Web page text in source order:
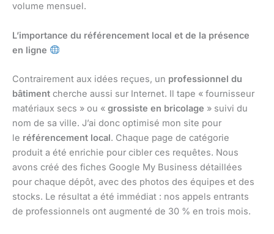
volume mensuel.
L’importance du référencement local et de la présence
en ligne
Contrairement aux idées reçues, un professionnel du
bâtiment cherche aussi sur Internet. Il tape « fournisseur
matériaux secs » ou « grossiste en bricolage » suivi du
nom de sa ville. J’ai donc optimisé mon site pour
le référencement local. Chaque page de catégorie
produit a été enrichie pour cibler ces requêtes. Nous
avons créé des fiches Google My Business détaillées
pour chaque dépôt, avec des photos des équipes et des
stocks. Le résultat a été immédiat : nos appels entrants
de professionnels ont augmenté de 30 % en trois mois.